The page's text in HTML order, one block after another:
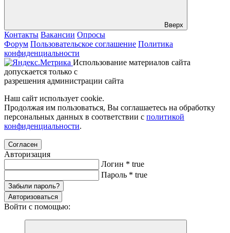
Вверх
Контакты Вакансии Опросы
Форум Пользовательское соглашение Политика
конфиденциальности
Использование материалов сайта
допускается только с
разрешения администрации сайта
Наш сайт использует cookie.
Продолжая им пользоваться, Вы соглашаетесь на обработку
персональных данных в соответствии с политикой
конфиденциальности.
Согласен
Авторизация
Логин * true
Пароль * true
Забыли пароль?
Авторизоваться
Войти с помощью: